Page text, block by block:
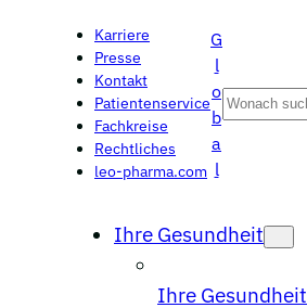
Karriere
Presse
Kontakt
Patientenservice
Fachkreise
Rechtliches
leo-pharma.com
G
l
o
b
a
l
Search
Ihre Gesundheit
Ihre Gesundheit